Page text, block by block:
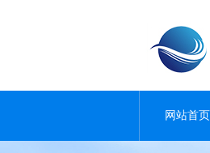
网站首页